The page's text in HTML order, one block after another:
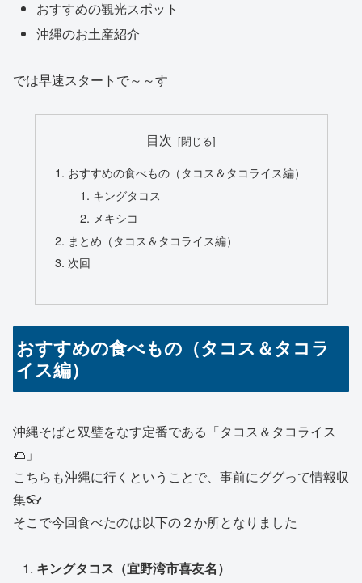
おすすめの観光スポット
沖縄のお土産紹介
では早速スタートで～～す
目次
おすすめの食べもの（タコス＆タコライス編）
キングタコス
メキシコ
まとめ（タコス＆タコライス編）
次回
おすすめの食べもの（タコス＆タコラ
イス編）
沖縄そばと双璧をなす定番である「タコス＆タコライス
🌮」
こちらも沖縄に行くということで、事前にググって情報収
集👓
そこで今回食べたのは以下の２か所となりました
キングタコス（宜野湾市喜友名）